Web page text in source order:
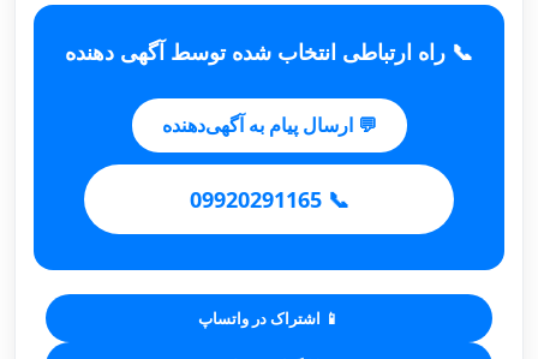
📞 راه ارتباطی انتخاب شده توسط آگهی دهنده
💬 ارسال پیام به آگهی‌دهنده
📞 09920291165
📱 اشتراک در واتساپ